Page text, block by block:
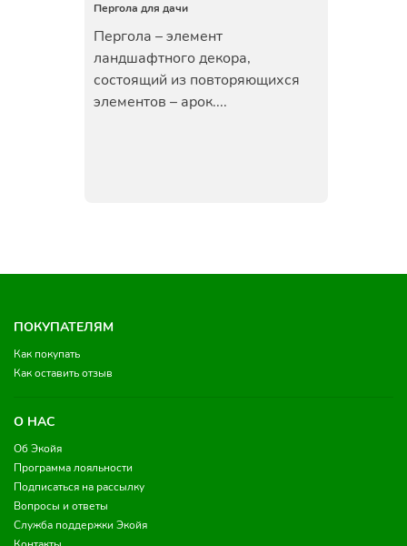
Пергола для дачи
Пергола – элемент
ландшафтного декора,
состоящий из повторяющихся
элементов – арок....
ПОКУПАТЕЛЯМ
Как покупать
Как оставить отзыв
О НАС
Об Экойя
Программа лояльности
Подписаться на рассылку
Вопросы и ответы
Служба поддержки Экойя